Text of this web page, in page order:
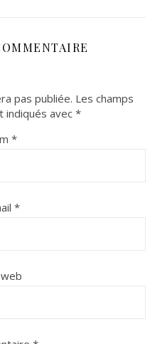
pas publiée. Les champs
indiqués avec *
*
*